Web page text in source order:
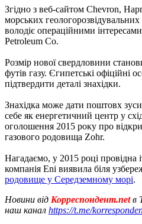
Згідно з веб-сайтом Chevron,
морських
володіє операційними
Petroleum Co.
Розмір нової свердловини
футів газу. Єгипетські офіційні
підтвердити деталі знахідки.
Знахідка може дати поштовх
себе як енергетичний центр у
оголошення 2015 року про
газового родовища Zohr.
Нагадаємо, у 2015 році провідна
компанія Eni виявила біля
родовище у Середземному морі.
Новини від Корреспондент.netв
наш канал https://t.me/